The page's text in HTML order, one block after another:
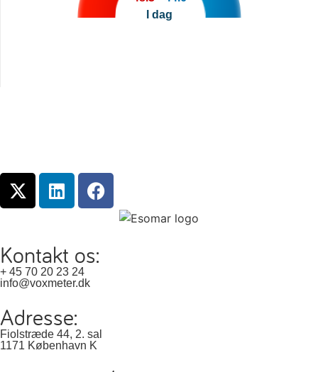
I dag
Kontakt os:
+ 45 70 20 23 24
info@voxmeter.dk
Adresse:
Fiolstræde 44, 2. sal
1171 København K